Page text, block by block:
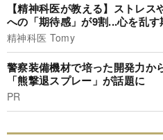
【精神科医が教える】ストレス
への「期待感」が9割...心を乱
精神科医 Tomy
警察装備機材で培った開発力か
「熊撃退スプレー」が話題に
PR